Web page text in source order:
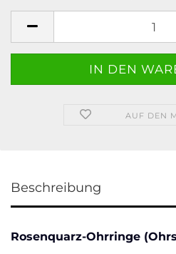
AUF DEN
Beschreibung
Rosenquarz-Ohrringe